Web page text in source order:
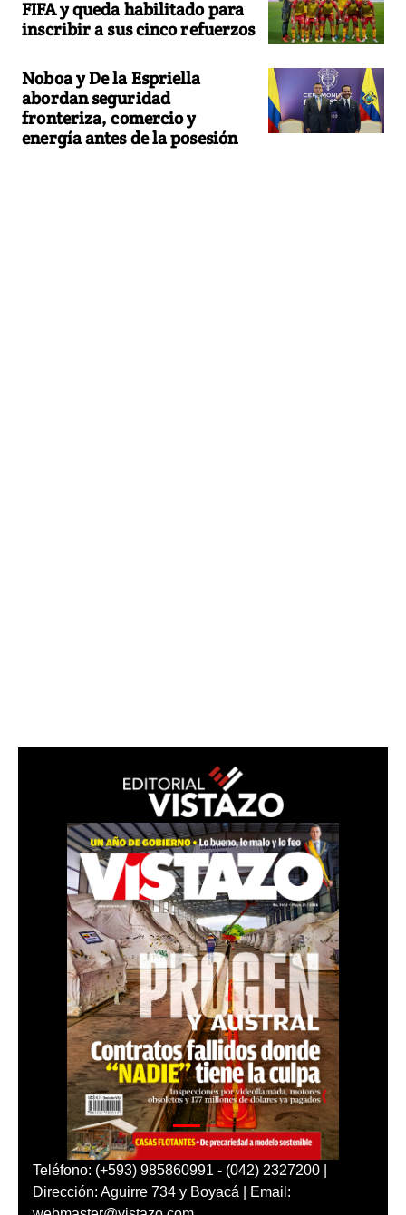
FIFA y queda habilitado para
inscribir a sus cinco refuerzos
Noboa y De la Espriella
abordan seguridad
fronteriza, comercio y
energía antes de la posesión
Teléfono: (+593) 985860991 - (042) 2327200 |
Dirección: Aguirre 734 y Boyacá | Email: